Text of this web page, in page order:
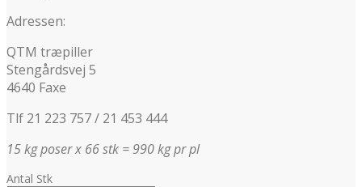
Adressen:
QTM træpiller
Stengårdsvej 5
4640 Faxe
Tlf 21 223 757 / 21 453 444
15 kg poser x 66 stk = 990 kg pr pl
Antal Stk